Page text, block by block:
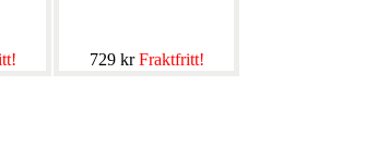
729 krFraktfritt!